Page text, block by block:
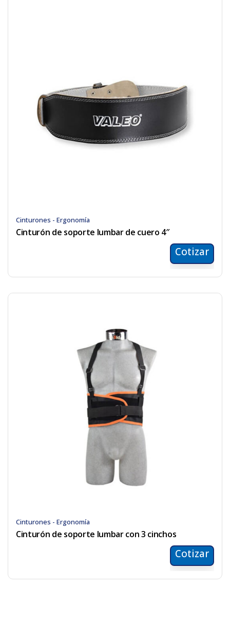
Cinturones - Ergonomía
Cinturón de soporte lumbar de cuero 4″
Cotizar
Cinturones - Ergonomía
Cinturón de soporte lumbar con 3 cinchos
Cotizar